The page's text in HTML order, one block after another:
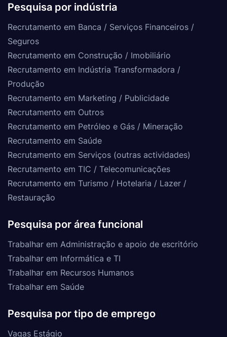
Pesquisa por indústria
Recrutamento em Banca / Serviços Financeiros /
Seguros
Recrutamento em Construção / Imobiliário
Recrutamento em Indústria Transformadora /
Produção
Recrutamento em Marketing / Publicidade
Recrutamento em Outros
Recrutamento em Petróleo e Gás / Mineração
Recrutamento em Saúde
Recrutamento em Serviços (outras actividades)
Recrutamento em TIC / Telecomunicações
Recrutamento em Turismo / Hotelaria / Lazer /
Restauração
Pesquisa por área funcional
Trabalhar em Administração e apoio de escritório
Trabalhar em Informática e TI
Trabalhar em Recursos Humanos
Trabalhar em Saúde
Pesquisa por tipo de emprego
Vagas Estágio